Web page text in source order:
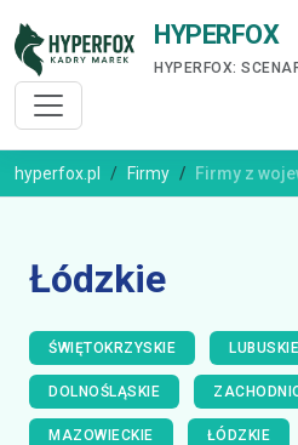
HYPERFOX
HYPERFOX:
hyperfox.pl Firmy Firmy z
Łódzkie
ŚWIĘTOKRZYSKIE LUBUSKIE
DOLNOŚLĄSKIE
MAZOWIECKIE ŁÓDZKIE